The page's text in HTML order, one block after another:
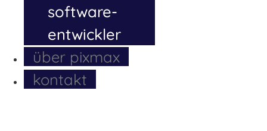
software-
entwickler
über pixmax
kontakt